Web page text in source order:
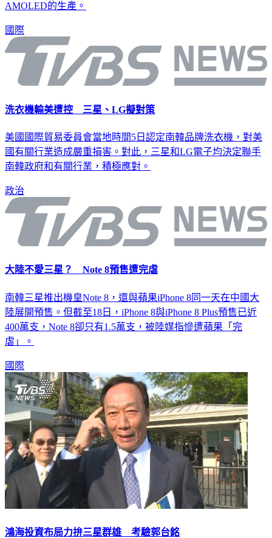
AMOLED的生產。
國際
洗衣機輸美遭控 三星、LG擬對策
美國國際貿易委員會當地時間5日認定南韓品牌洗衣機，對美
國有關行業造成嚴重損害。對此，三星和LG電子均決定聯手
南韓政府和有關行業，積極應對。
政治
大陸不愛三星？ Note 8預售遭完虐
南韓三星推出機皇Note 8，還與蘋果iPhone 8同一天在中國大
陸展開預售。但截至18日，iPhone 8與iPhone 8 Plus預售已近
400萬支，Note 8卻只有1.5萬支，被陸媒指慘遭蘋果「完
虐」。
國際
鴻海投資布局力拚三星群雄 考驗郭台銘